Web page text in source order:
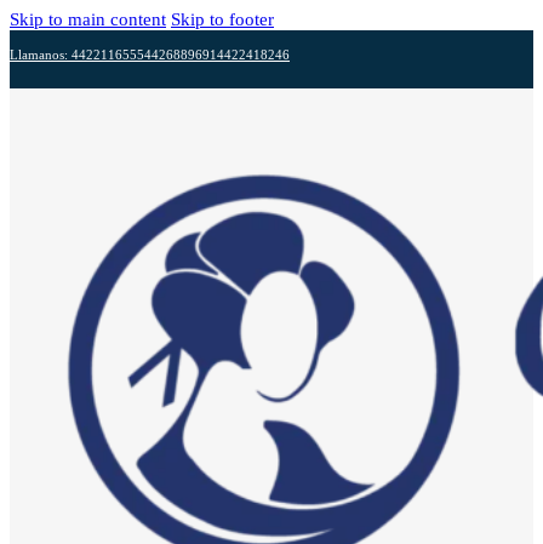
Skip to main content Skip to footer
Llamanos: 442211655544268896914422418246